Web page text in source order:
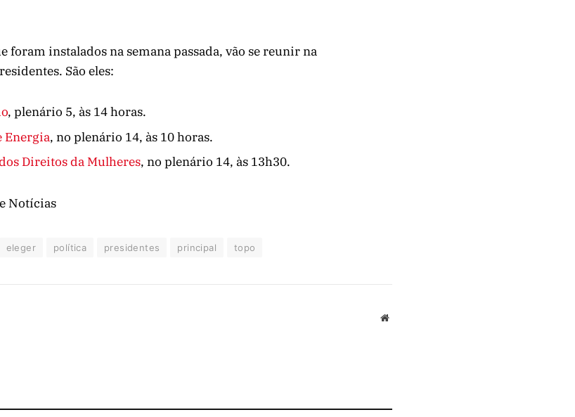
foram instalados na semana passada, vão se reunir na
São eles:
, plenário 5, às 14 horas.
Energia, no plenário 14, às 10 horas.
Direitos da Mulheres, no plenário 14, às 13h30.
Notícias
eleger política presidentes principal topo
Website